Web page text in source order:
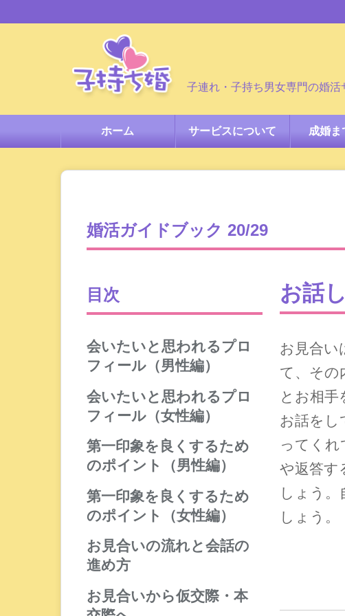
子連れ・子持ち男女専門の婚活
ホーム サービスについて 成婚ま
婚活ガイドブック 20/29
目次
会いたいと思われるプロ
フィール（男性編）
婚活におけるプロフィールと
は
人の心を捉える笑顔の写真
お写真の大きさやポーズ
お写真のポイント
自己紹介の書き方
お相手への希望
会いたいと思われるプロ
フィール（女性編）
婚活におけるプロフィールと
は
人の心を捉える笑顔の写真
お写真の大きさやポーズ
お写真のポイント
自己紹介の書き方
お相手への希望
第一印象を良くするため
のポイント（男性編）
「清潔感」と「誠実さ」が大
切
お見合いでの表情と声のポイ
ント
お話しをする時のポイント
ト
第一印象を良くするため
のポイント（女性編）
表情、声、姿勢のポイント
お話しをする時のポイント
メイクや髪型のポイント
お見合いの流れと会話の
進め方
お見合い成立後の準備
待ち合わせと初対面の挨拶
お見合いから仮交際・本
お話
お見合い
て、その
とお相手
お話をし
ってく
や返答す
しょう
しょう。